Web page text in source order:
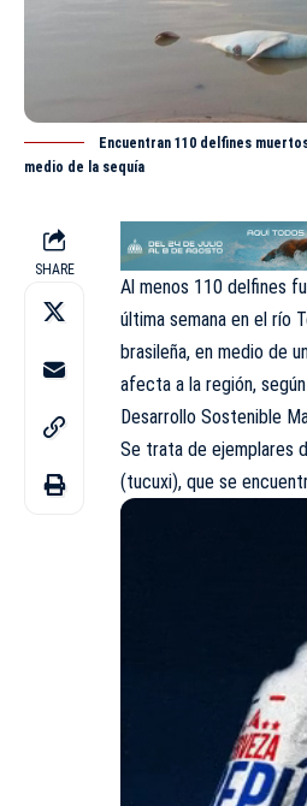
Encuentran 110 delfines
medio de la sequía
SHARE
Al menos 110 delfines
última semana en el río
brasileña, en medio de
afecta a la región,
Desarrollo Sostenible
Se trata de ejemplares
(tucuxi), que se